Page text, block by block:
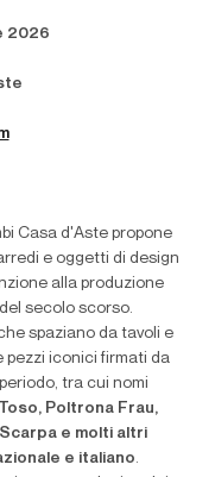
2026
Casa d'Aste propone
e oggetti di design
alla produzione
secolo scorso.
spaziano da tavoli e
pezzi iconici firmati da
tra cui nomi
Poltrona Frau,
e molti altri
e italiano.